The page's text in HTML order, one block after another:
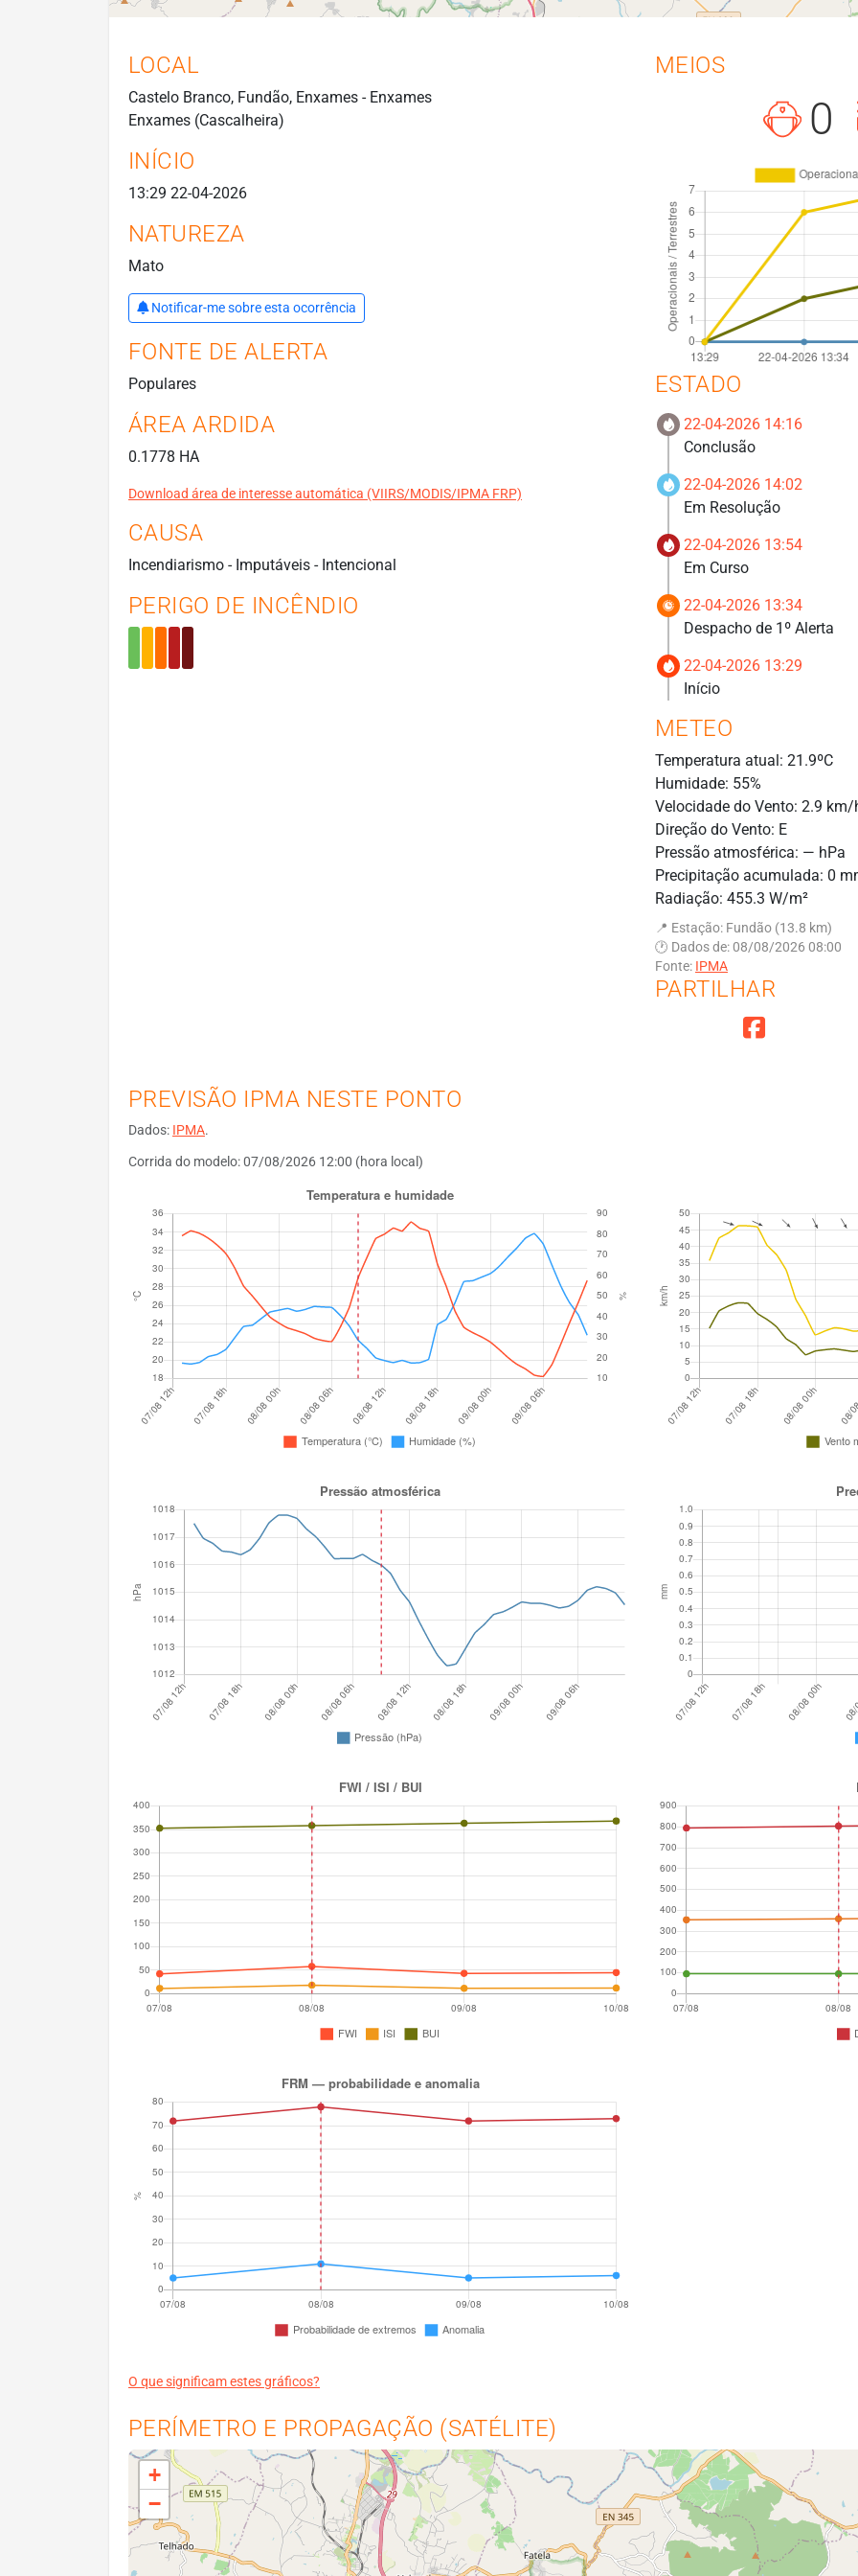
LOCAL
Castelo Branco, Fundão, Enxames - Enxames
Enxames (Cascalheira)
INÍCIO
13:29 22-04-2026
NATUREZA
Mato
Notificar-me sobre esta ocorrência
FONTE DE ALERTA
Populares
ÁREA ARDIDA
0.1778 HA
Download área de interesse automática (VIIRS/MODIS/IPMA FRP)
CAUSA
Incendiarismo - Imputáveis - Intencional
PERIGO DE INCÊNDIO
MEIOS
0
ESTADO
22-04-2026 14:16
Conclusão
22-04-2026 14:02
Em Resolução
22-04-2026 13:54
Em Curso
22-04-2026 13:34
Despacho de 1º Alerta
22-04-2026 13:29
Início
METEO
Temperatura atual: 21.9ºC
Humidade: 55%
Velocidade do Vento: 2.9 km/
Direção do Vento: E
Pressão atmosférica: — hPa
Precipitação acumulada: 0
Radiação: 455.3 W/m²
📍 Estação: Fundão (13.8 km)
🕐 Dados de: 08/08/2026 08:00
Fonte: IPMA
PARTILHAR
PREVISÃO IPMA NESTE PONTO
Dados: IPMA.
Corrida do modelo: 07/08/2026 12:00 (hora local)
O que significam estes gráficos?
PERÍMETRO E PROPAGAÇÃO (SATÉLITE)
+
−